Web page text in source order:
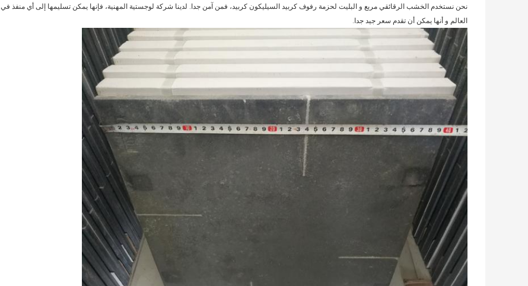
نحن نستخدم الخشب الرقائقي مربع و البليت لحزمة رفوف كربيد السيليكون كربيد، فمن آمن جدا. لدينا شركة لوجستية المهنية، فإنها يمكن تسليمها إلى أي منفذ في
العالم و أنها يمكن أن تقدم سعر جيد جدا.